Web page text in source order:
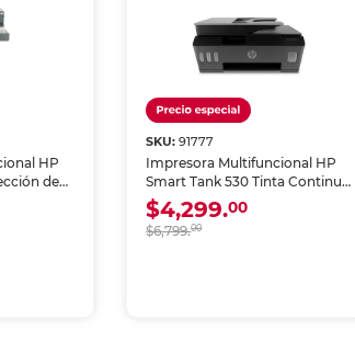
HP
de
SKU:91777
Impresora Multifuncional HP
Smart Tank 530 Tinta Continua
Color Wi-Fi con Alimentador
Automático
$4,299.00
$6,799.00